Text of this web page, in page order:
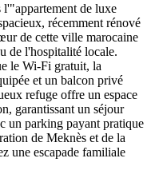
de luxe
récemment rénové
de cette ville marocaine
de l'hospitalité locale.
le Wi-Fi gratuit, la
et un balcon privé
refuge offre un espace
garantissant un séjour
un parking payant pratique
de Meknès et de la
une escapade familiale